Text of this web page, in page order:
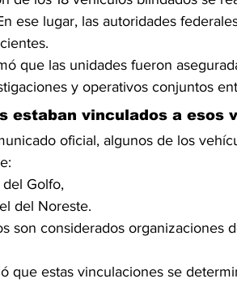
ese lugar, las autoridades
que las unidades fueron
y operativos conjuntos
estaban vinculados a esos
oficial, algunos de los
Golfo,
del Noreste.
son considerados organizaciones
que estas vinculaciones se